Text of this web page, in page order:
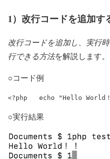
1）改行コードを追加す
改行コードを追加し、実行
行できる方法を解説します。
○コード例
<?php 	echo "Hello
○実行結果